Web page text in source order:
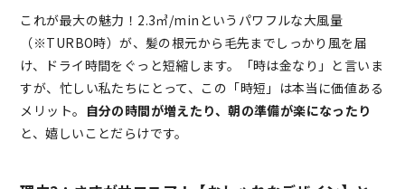
これが最大の魅力！2.3㎥/minというパワフルな大風量
（※TURBO時）が、髪の根元から毛先までしっかり風を届
け、ドライ時間をぐっと短縮します。「時は金なり」と言いま
すが、忙しい私たちにとって、この「時短」は本当に価値ある
メリット。 自分の時間が増えたり、朝の準備が楽になったり
と、嬉しいことだらけです。